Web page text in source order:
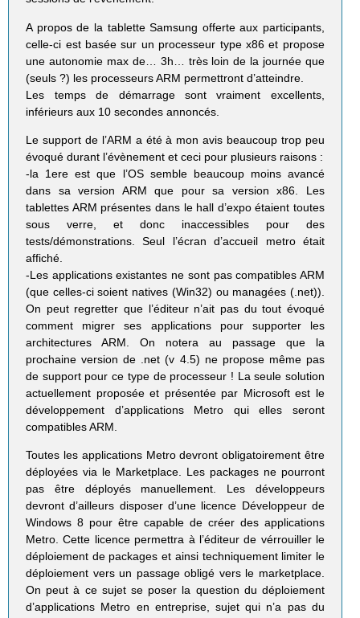
A propos de la tablette Samsung offerte aux participants,
celle-ci est basée sur un processeur type x86 et propose
une autonomie max de… 3h… très loin de la journée que
(seuls ?) les processeurs ARM permettront d’atteindre.
Les temps de démarrage sont vraiment excellents,
inférieurs aux 10 secondes annoncés.
Le support de l’ARM a été à mon avis beaucoup trop peu
évoqué durant l’évènement et ceci pour plusieurs raisons :
-la 1ere est que l’OS semble beaucoup moins avancé
dans sa version ARM que pour sa version x86. Les
tablettes ARM présentes dans le hall d’expo étaient toutes
sous verre, et donc inaccessibles pour des
tests/démonstrations. Seul l’écran d’accueil metro était
affiché.
-Les applications existantes ne sont pas compatibles ARM
(que celles-ci soient natives (Win32) ou managées (.net)).
On peut regretter que l’éditeur n’ait pas du tout évoqué
comment migrer ses applications pour supporter les
architectures ARM. On notera au passage que la
prochaine version de .net (v 4.5) ne propose même pas
de support pour ce type de processeur ! La seule solution
actuellement proposée et présentée par Microsoft est le
développement d’applications Metro qui elles seront
compatibles ARM.
Toutes les applications Metro devront obligatoirement être
déployées via le Marketplace. Les packages ne pourront
pas être déployés manuellement. Les développeurs
devront d’ailleurs disposer d’une licence Développeur de
Windows 8 pour être capable de créer des applications
Metro. Cette licence permettra à l’éditeur de vérrouiller le
déploiement de packages et ainsi techniquement limiter le
déploiement vers un passage obligé vers le marketplace.
On peut à ce sujet se poser la question du déploiement
d’applications Metro en entreprise, sujet qui n’a pas du